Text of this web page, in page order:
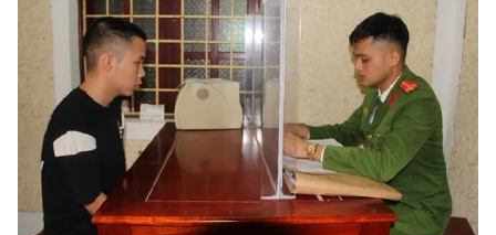
Video Shorts video
VTV Money VTV Thể thao
VTV Sức khoẻ Bất động sản
Thị trường 24h Tấm lòng Việt